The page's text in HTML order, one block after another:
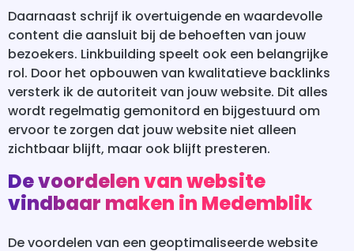
Daarnaast schrijf ik overtuigende en waardevolle
content die aansluit bij de behoeften van jouw
bezoekers. Linkbuilding speelt ook een belangrijke
rol. Door het opbouwen van kwalitatieve backlinks
versterk ik de autoriteit van jouw website. Dit alles
wordt regelmatig gemonitord en bijgestuurd om
ervoor te zorgen dat jouw website niet alleen
zichtbaar blijft, maar ook blijft presteren.
De voordelen van website
vindbaar maken in Medemblik
De voordelen van een geoptimaliseerde website